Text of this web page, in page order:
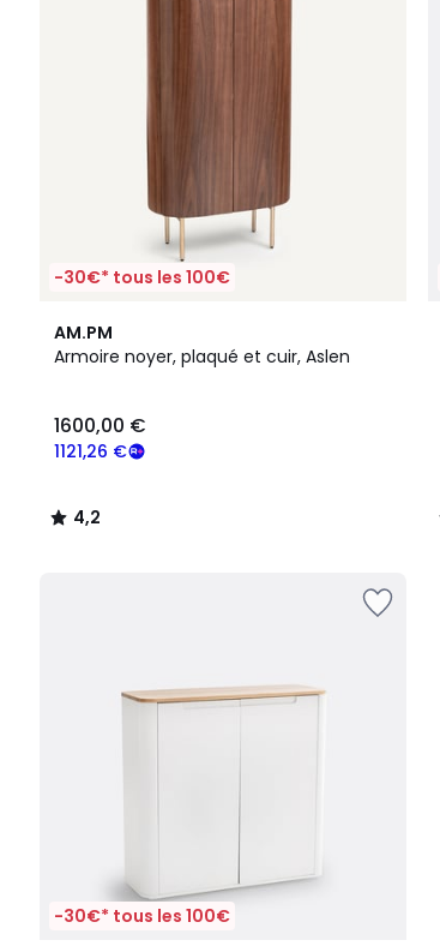
-30€* tous les 100€
AM.PM
Armoire noyer, plaqué et cuir, Aslen
1121,26 €
1600,00 €
4,2
/ 5
4,2
/
-30€* tous les 100€